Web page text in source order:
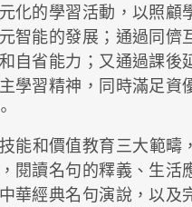
化的學習活動，以照顧
智能的發展；通過同儕
自省能力；又通過課後
學習精神，同時滿足資
能和價值教育三大範疇
閱讀名句的釋義、生活
華經典名句演說，以及